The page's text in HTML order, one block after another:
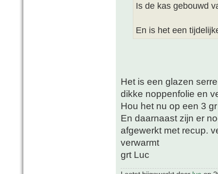
Is de kas gebouwd
En is het een
Het is een glazen
dikke noppenfolie en
Hou het nu op een 3 gr
En daarnaast zijn er
afgewerkt met recup.
verwarmt
grt Luc